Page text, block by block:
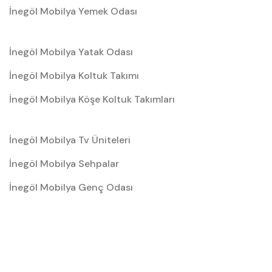
Büyüyen Bebeklere Uyum Sağlayan
mobilyamevime.com’da sunulan bebek odası
kullanılmaya devam edebilecek şekilde tasarlanır.
Dönüştürülebilir beşik sistemleri ve geniş iç hacimli
Bu yaklaşım, İnegöl mobilyası
yer alan “kalıcı kalite” prensibinin bir yansımasıdır.
sunarak aile bütçesini korur.
İnegöl Mobilya Yemek Odası
İnegöl Mobilya Yatak Odası
İnegöl Mobilya Koltuk Takımı
İnegöl Mobilya Köşe Koltuk Takımları
İnegöl Mobilya Tv Üniteleri
İnegöl Mobilya Sehpalar
İnegöl Mobilya Genç Odası